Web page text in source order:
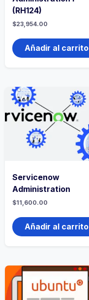
(RH124)
$23,954.00
Añadir al carrito
Servicenow
Administration
$11,600.00
Añadir al carrito